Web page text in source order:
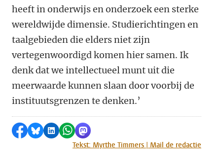
heeft in onderwijs en onderzoek een sterke
wereldwijde dimensie. Studierichtingen en
taalgebieden die elders niet zijn
vertegenwoordigd komen hier samen. Ik
denk dat we intellectueel munt uit die
meerwaarde kunnen slaan door voorbij de
instituutsgrenzen te denken.’
Delen op Facebook
Delen via Bluesky
Delen op LinkedIn
Delen via WhatsApp
Delen via Mastodon
Tekst: Myrthe Timmers | Mail de redactie